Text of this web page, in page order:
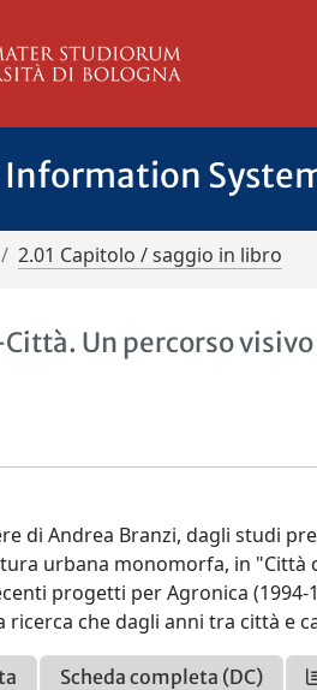
Information
2.01 Capitolo / saggio in libro
Un percorso visivo
di Andrea Branzi, dagli studi
urbana monomorfa, in "Città
progetti per Agronica (1994-
ricerca che dagli anni tra città e
Scheda completa (DC)